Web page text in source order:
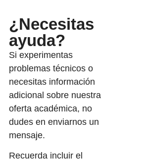
¿Necesitas
ayuda?
Si experimentas
problemas técnicos o
necesitas información
adicional sobre nuestra
oferta académica, no
dudes en enviarnos un
mensaje.
Recuerda incluir el